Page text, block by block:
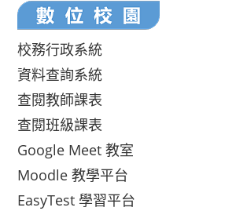
校務行政系統
資料查詢系統
查閱教師課表
查閱班級課表
Google Meet 教室
Moodle 教學平台
EasyTest 學習平台